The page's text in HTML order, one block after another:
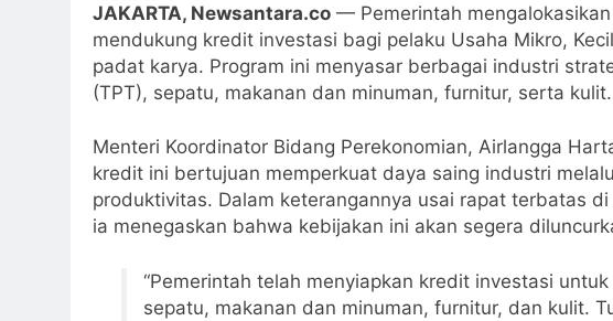
JAKARTA, Newsantara.co — Pemerintah
mendukung kredit investasi bagi pelaku Usaha Mikro,
padat karya. Program ini menyasar berbagai industri
(TPT), sepatu, makanan dan minuman, furnitur, serta kulit.
Menteri Koordinator Bidang Perekonomian, Airlangga
kredit ini bertujuan memperkuat daya saing industri
produktivitas. Dalam keterangannya usai rapat terbatas
ia menegaskan bahwa kebijakan ini akan segera
“Pemerintah telah menyiapkan kredit investasi
sepatu, makanan dan minuman, furnitur, dan kulit.